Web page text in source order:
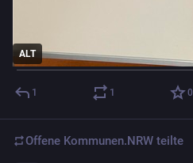
ALT
1 1 0
Offene Kommunen.NRW teilte